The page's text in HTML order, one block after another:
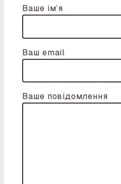
Ваше ім’я
Ваш email
Ваше повідомлення